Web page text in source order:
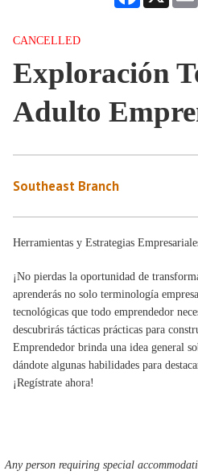
CANCELLED
Exploración
Adulto
Southeast Branch
Herramientas y Estrategias
¡No pierdas la oportunidad de
aprenderás no solo terminología
tecnológicas que todo emprendedor
descubrirás tácticas prácticas para
Emprendedor brinda una idea general
dándote algunas habilidades para
¡Regístrate ahora!
Any person requiring special